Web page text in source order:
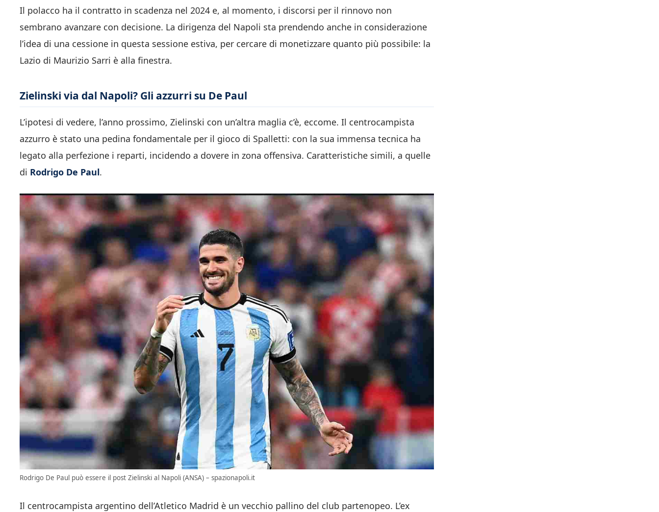
Il polacco ha il contratto in scadenza nel 2024 e, al momento, i discorsi per il rinnovo non
sembrano avanzare con decisione. La dirigenza del Napoli sta prendendo anche in considerazione
l’idea di una cessione in questa sessione estiva, per cercare di monetizzare quanto più possibile: la
Lazio di Maurizio Sarri è alla finestra.
Zielinski via dal Napoli? Gli azzurri su De Paul
L’ipotesi di vedere, l’anno prossimo, Zielinski con un’altra maglia c’è, eccome. Il centrocampista
azzurro è stato una pedina fondamentale per il gioco di Spalletti: con la sua immensa tecnica ha
legato alla perfezione i reparti, incidendo a dovere in zona offensiva. Caratteristiche simili, a quelle
di Rodrigo De Paul.
Rodrigo De Paul può essere il post Zielinski al Napoli (ANSA) – spazionapoli.it
Il centrocampista argentino dell’Atletico Madrid è un vecchio pallino del club partenopeo. L’ex